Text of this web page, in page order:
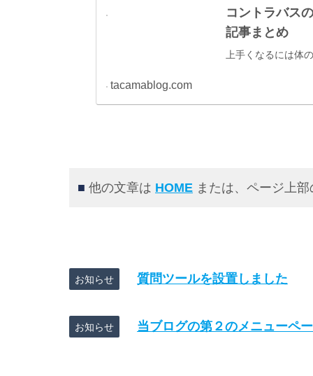
コントラバス
記事まとめ
上手くなるには体
tacamablog.com
■ 他の文章は HOME または、ページ上
お知らせ 質問ツールを設置しました
お知らせ 当ブログの第２のメニューペ